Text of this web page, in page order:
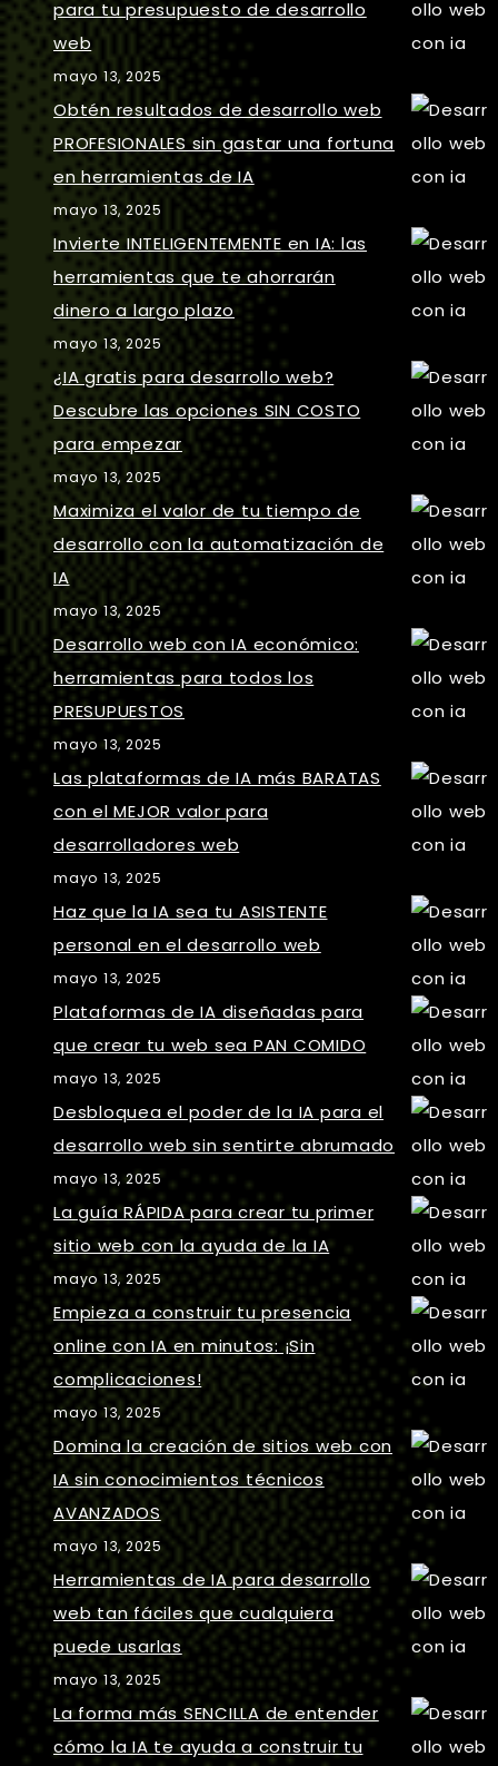
para tu presupuesto de desarrollo
web
mayo 13, 2025
Obtén resultados de desarrollo web
PROFESIONALES sin gastar una fortuna
en herramientas de IA
mayo 13, 2025
Invierte INTELIGENTEMENTE en IA: las
herramientas que te ahorrarán
dinero a largo plazo
mayo 13, 2025
¿IA gratis para desarrollo web?
Descubre las opciones SIN COSTO
para empezar
mayo 13, 2025
Maximiza el valor de tu tiempo de
desarrollo con la automatización de
IA
mayo 13, 2025
Desarrollo web con IA económico:
herramientas para todos los
PRESUPUESTOS
mayo 13, 2025
Las plataformas de IA más BARATAS
con el MEJOR valor para
desarrolladores web
mayo 13, 2025
Haz que la IA sea tu ASISTENTE
personal en el desarrollo web
mayo 13, 2025
Plataformas de IA diseñadas para
que crear tu web sea PAN COMIDO
mayo 13, 2025
Desbloquea el poder de la IA para el
desarrollo web sin sentirte abrumado
mayo 13, 2025
La guía RÁPIDA para crear tu primer
sitio web con la ayuda de la IA
mayo 13, 2025
Empieza a construir tu presencia
online con IA en minutos: ¡Sin
complicaciones!
mayo 13, 2025
Domina la creación de sitios web con
IA sin conocimientos técnicos
AVANZADOS
mayo 13, 2025
Herramientas de IA para desarrollo
web tan fáciles que cualquiera
puede usarlas
mayo 13, 2025
La forma más SENCILLA de entender
cómo la IA te ayuda a construir tu